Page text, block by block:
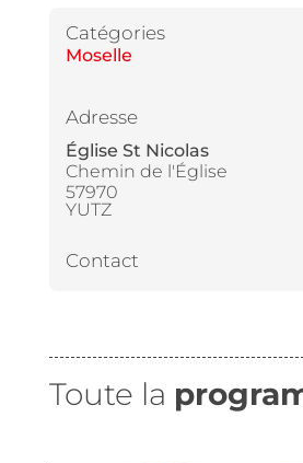
Catégories
Moselle
Adresse
Église St Nicolas
Chemin de l'Église
57970
YUTZ
Contact
Toute la